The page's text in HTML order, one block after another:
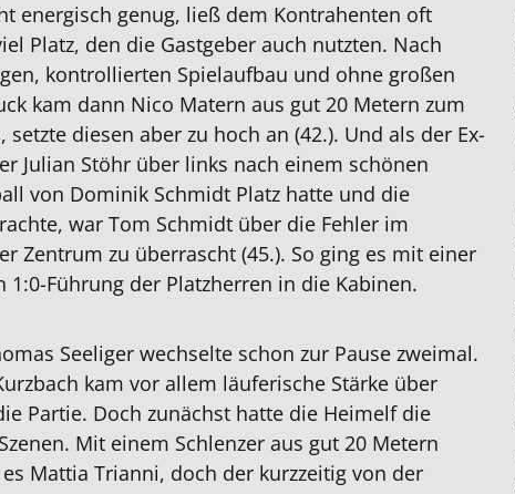
energisch genug, ließ dem Kontrahenten oft
Platz, den die Gastgeber auch nutzten. Nach
kontrollierten Spielaufbau und ohne großen
kam dann Nico Matern aus gut 20 Metern zum
setzte diesen aber zu hoch an (42.). Und als der Ex-
Julian Stöhr über links nach einem schönen
von Dominik Schmidt Platz hatte und die
war Tom Schmidt über die Fehler im
Zentrum zu überrascht (45.). So ging es mit einer
1:0-Führung der Platzherren in die Kabinen.
Seeliger wechselte schon zur Pause zweimal.
kam vor allem läuferische Stärke über
Partie. Doch zunächst hatte die Heimelf die
Mit einem Schlenzer aus gut 20 Metern
Mattia Trianni, doch der kurzzeitig von der